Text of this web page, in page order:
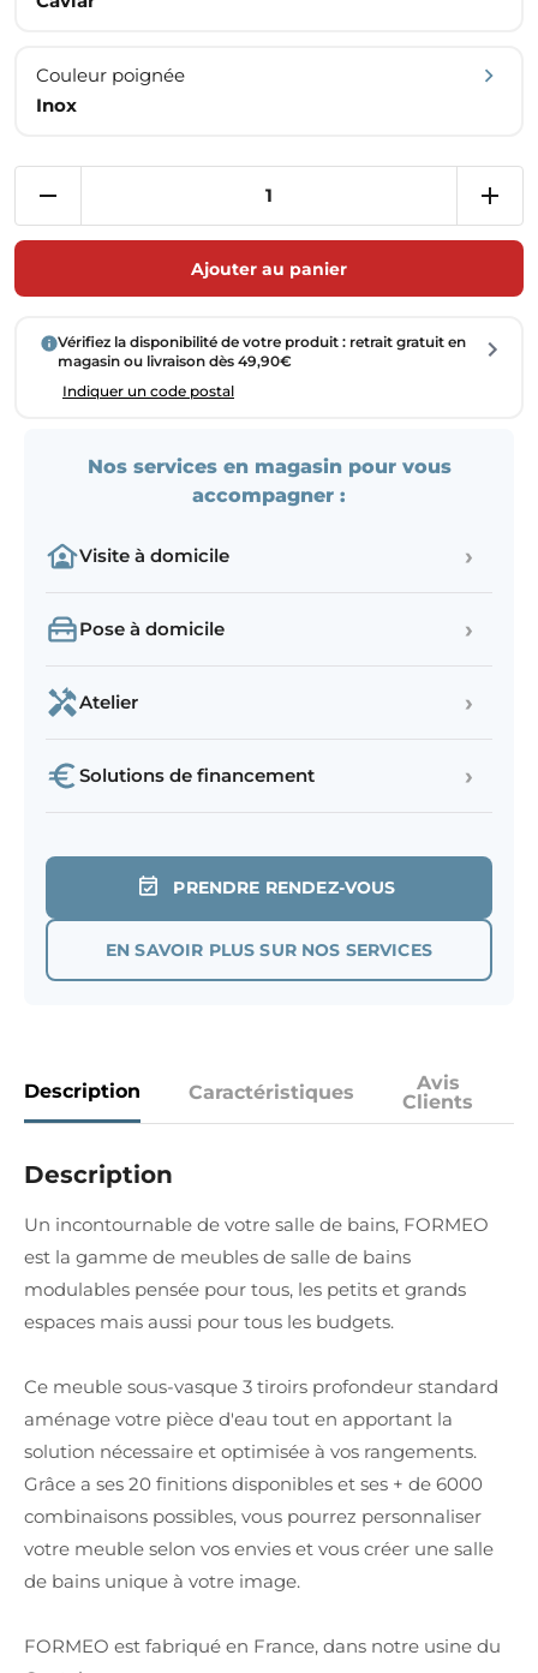
Couleur poignée
Inox
Ajouter au panier
Vérifiez la disponibilité de votre produit : retrait gratuit en
magasin ou livraison dès 49,90€
Indiquer un code postal
Nos services en magasin pour vous
accompagner :
Visite à domicile ›
Pose à domicile ›
Atelier ›
Solutions de financement ›
PRENDRE RENDEZ-VOUS
EN SAVOIR PLUS SUR NOS SERVICES
Description Caractéristiques
Avis
Clients
Description
Un incontournable de votre salle de bains, FORMEO
est la gamme de meubles de salle de bains
modulables pensée pour tous, les petits et grands
espaces mais aussi pour tous les budgets.
Ce meuble sous-vasque 3 tiroirs profondeur standard
aménage votre pièce d'eau tout en apportant la
solution nécessaire et optimisée à vos rangements.
Grâce a ses 20 finitions disponibles et ses + de 6000
combinaisons possibles, vous pourrez personnaliser
votre meuble selon vos envies et vous créer une salle
de bains unique à votre image.
FORMEO est fabriqué en France, dans notre usine du